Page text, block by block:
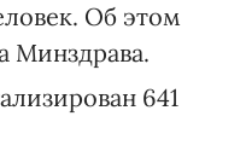
Об этом
Минздрава.
641